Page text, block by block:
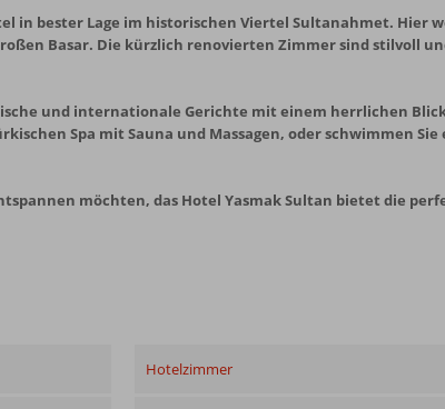
in bester Lage im historischen Viertel Sultanahmet. Hier
Basar. Die kürzlich renovierten Zimmer sind stilvoll
und internationale Gerichte mit einem herrlichen
Spa mit Sauna und Massagen, oder schwimmen
möchten, das Hotel Yasmak Sultan bietet die
Hotelzimmer